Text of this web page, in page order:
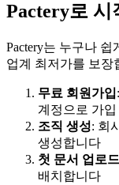
Pactery로 시
Pactery는 누구나
업계 최저가를 보장
무료 회원가입:
계정으로 가입
조직 생성: 회
생성합니다
첫 문서 업로드
배치합니다